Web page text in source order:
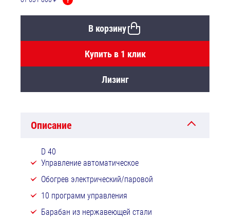
В корзину
Купить в 1 клик
Лизинг
Описание
D 40
Управление автоматическое
Обогрев электрический/паровой
10 программ управления
Барабан из нержавеющей стали